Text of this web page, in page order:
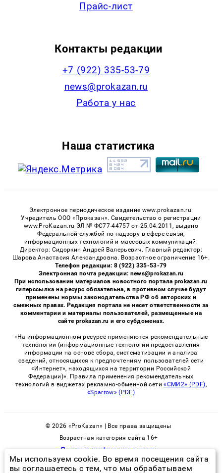
Прайс-лист
Контакты редакции
+7 (922) 335-53-79
news@prokazan.ru
Работа у нас
Наша статистика
Электронное периодическое издание www.prokazan.ru.
Учредитель ООО «Проказан». Cвидетельство о регистрации
www.ProKazan.ru ЭЛ № ФС77-44757 от 25.04.2011, выдано
Федеральной службой по надзору в сфере связи,
информационных технологий и массовых коммуникаций.
Директор: Сидоркин Андрей Валерьевич. Главный редактор:
Шарова Анастасия Александровна. Возрастное ограничение 16+.
Телефон редакции: 8 (922) 335-53-79
Электронная почта редакции: news@prokazan.ru
При использовании материалов новостного портала prokazan.ru
гиперссылка на ресурс обязательна, в противном случае будут
применены нормы законодательства РФ об авторских и
смежных правах. Редакция портала не несет ответственности за
комментарии и материалы пользователей, размещенные на
сайте prokazan.ru и его субдоменах.
«На информационном ресурсе применяются рекомендательные
технологии (информационные технологии предоставления
информации на основе сбора, систематизации и анализа
сведений, относящихся к предпочтениям пользователей сети
«Интернет», находящихся на территории Российской
Федерации)». Правила применения рекомендательных
технологий в виджетах рекламно-обменной сети«СМИ2» (PDF),
«Sparrow» (PDF)
© 2026 «ProKazan» | Все права защищены
Возрастная категория сайта 16+
Политика конфиденциальности
Мы используем cookie. Во время посещения сайта
вы соглашаетесь с тем, что мы обрабатываем